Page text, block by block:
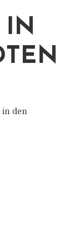
IN
in den